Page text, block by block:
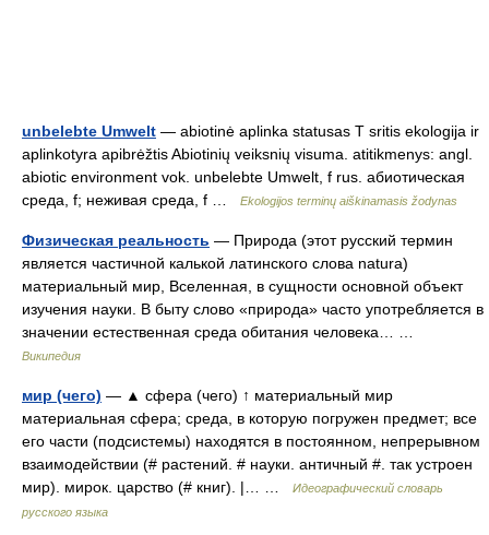
unbelebte Umwelt — abiotinė aplinka statusas T sritis ekologija ir
aplinkotyra apibrėžtis Abiotinių veiksnių visuma. atitikmenys: angl.
abiotic environment vok. unbelebte Umwelt, f rus. абиотическая
среда, f; неживая среда, f …
Ekologijos terminų aiškinamasis žodynas
Физическая реальность — Природа (этот русский термин
является частичной калькой латинского слова natura)
материальный мир, Вселенная, в сущности основной объект
изучения науки. В быту слово «природа» часто употребляется в
значении естественная среда обитания человека… …
Википедия
мир (чего) — ▲ сфера (чего) ↑ материальный мир
материальная сфера; среда, в которую погружен предмет; все
его части (подсистемы) находятся в постоянном, непрерывном
взаимодействии (# растений. # науки. античный #. так устроен
мир). мирок. царство (# книг). |… …
Идеографический словарь
русского языка